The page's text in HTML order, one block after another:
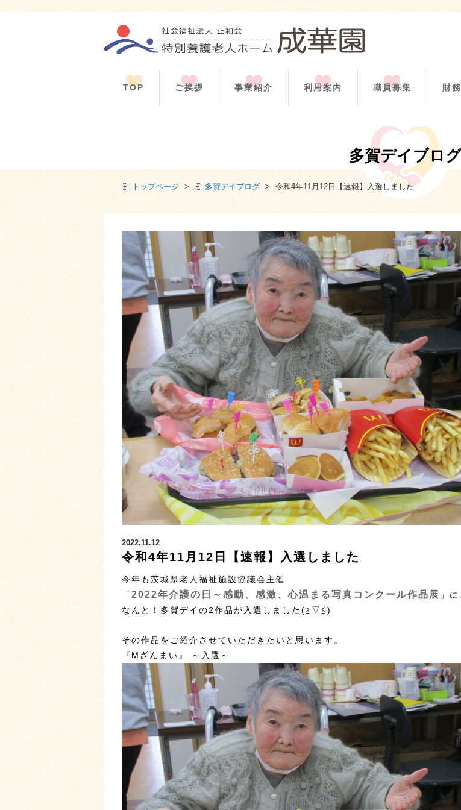
TOP ご挨拶 事業紹介 利用案内 職員募集 財
多賀デイブログ
トップページ > 多賀デイブログ > 令和4年11月12日【速報】入選しました
2022.11.12
令和4年11月12日【速報】入選しました
今年も茨城県老人福祉施設協議会主催
「 2022年介護の日～感動、感激、心温まる写真コンクール作品展 」に
なんと！多賀デイの2作品が入選しました(≧▽≦)
その作品をご紹介させていただきたいと思います。
『Mざんまい』 ～入選～